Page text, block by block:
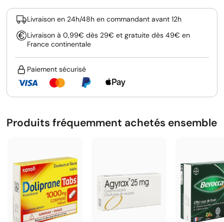
Livraison en 24h/48h en commandant avant 12h
Livraison à 0,99€ dès 29€ et gratuite dès 49€ en
France continentale
Paiement sécurisé
Produits fréquemment achetés ensemble